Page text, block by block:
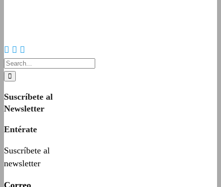
Suscríbete al
Newsletter
Entérate
Suscríbete al
newsletter